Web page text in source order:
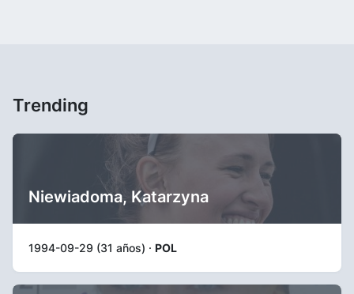
Trending
Niewiadoma, Katarzyna
1994-09-29 (31 años) · POL